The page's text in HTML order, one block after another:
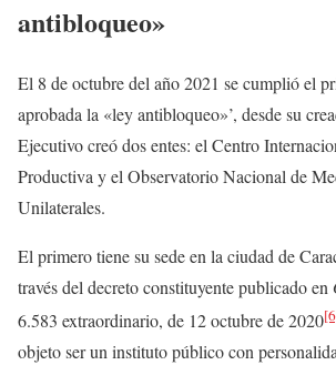
antibloqueo»
El 8 de octubre del año 2021 se cumplió el
aprobada la «ley antibloqueo»’, desde su
Ejecutivo creó dos entes: el Centro
Productiva y el Observatorio Nacional de
Unilaterales.
El primero tiene su sede en la ciudad de
través del decreto constituyente publicado en
6.583 extraordinario, de 12 octubre de 2020
objeto ser un instituto público con